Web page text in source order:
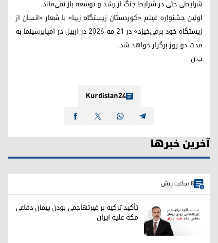
شرایطی حتی در شرایط جنگ از رشد و توسعه باز نمی‌ماند.
اولین جشنواره فیلم «کوردستان زیستگاه زیبا» با شعار «انسان از
زیستگاه خود برمی‌خیزد» در ۲۱ مه ۲۰۲۶ در اربیل در امپایرسینما به
مدت دو روز برگزار خواهد شد.
ب.ن
Kurdistan24
آخرین خبرها
8 ساعت پیش
تأکید ترکیه بر غیرتهاجمی بودن پیمان دفاعی
مکه علیه ایران